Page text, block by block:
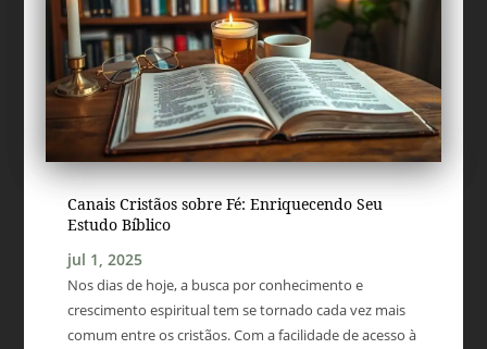
Canais Cristãos sobre Fé: Enriquecendo Seu
Estudo Bíblico
jul 1, 2025
Nos dias de hoje, a busca por conhecimento e
crescimento espiritual tem se tornado cada vez mais
comum entre os cristãos. Com a facilidade de acesso à